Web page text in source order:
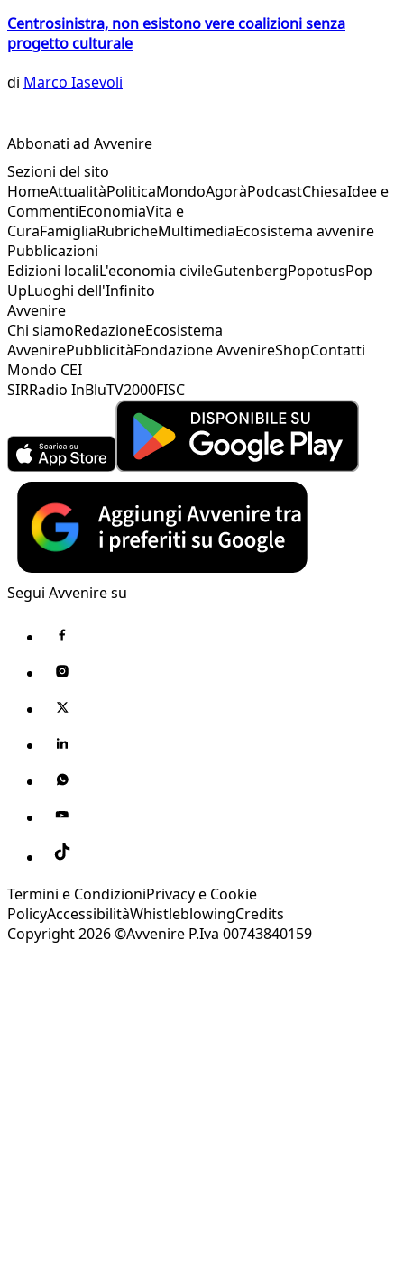
Centrosinistra, non esistono vere coalizioni senza
progetto culturale
di Marco Iasevoli
Abbonati ad Avvenire
Sezioni del sito
HomeAttualitàPoliticaMondoAgoràPodcastChiesaIdee e
CommentiEconomiaVita e
CuraFamigliaRubricheMultimediaEcosistema avvenire
Pubblicazioni
Edizioni localiL'economia civileGutenbergPopotusPop
UpLuoghi dell'Infinito
Avvenire
Chi siamoRedazioneEcosistema
AvvenirePubblicitàFondazione AvvenireShopContatti
Mondo CEI
SIRRadio InBluTV2000FISC
Segui Avvenire su
Termini e CondizioniPrivacy e Cookie
PolicyAccessibilitàWhistleblowingCredits
Copyright 2026 ©Avvenire P.Iva 00743840159